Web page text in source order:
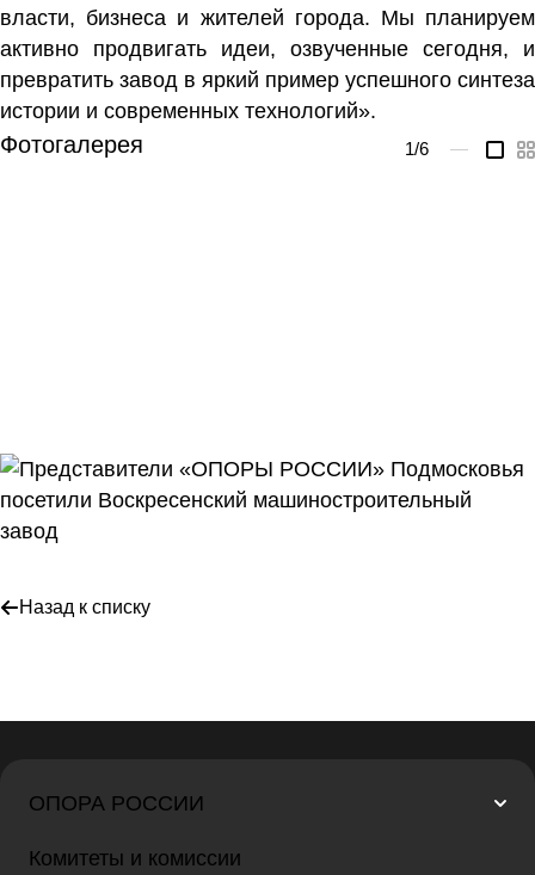
власти, бизнеса и жителей города. Мы планируем
активно продвигать идеи, озвученные сегодня, и
превратить завод в яркий пример успешного синтеза
истории и современных технологий».
Фотогалерея 1/6 —
Назад к списку
ОПОРА РОССИИ
Комитеты и комиссии